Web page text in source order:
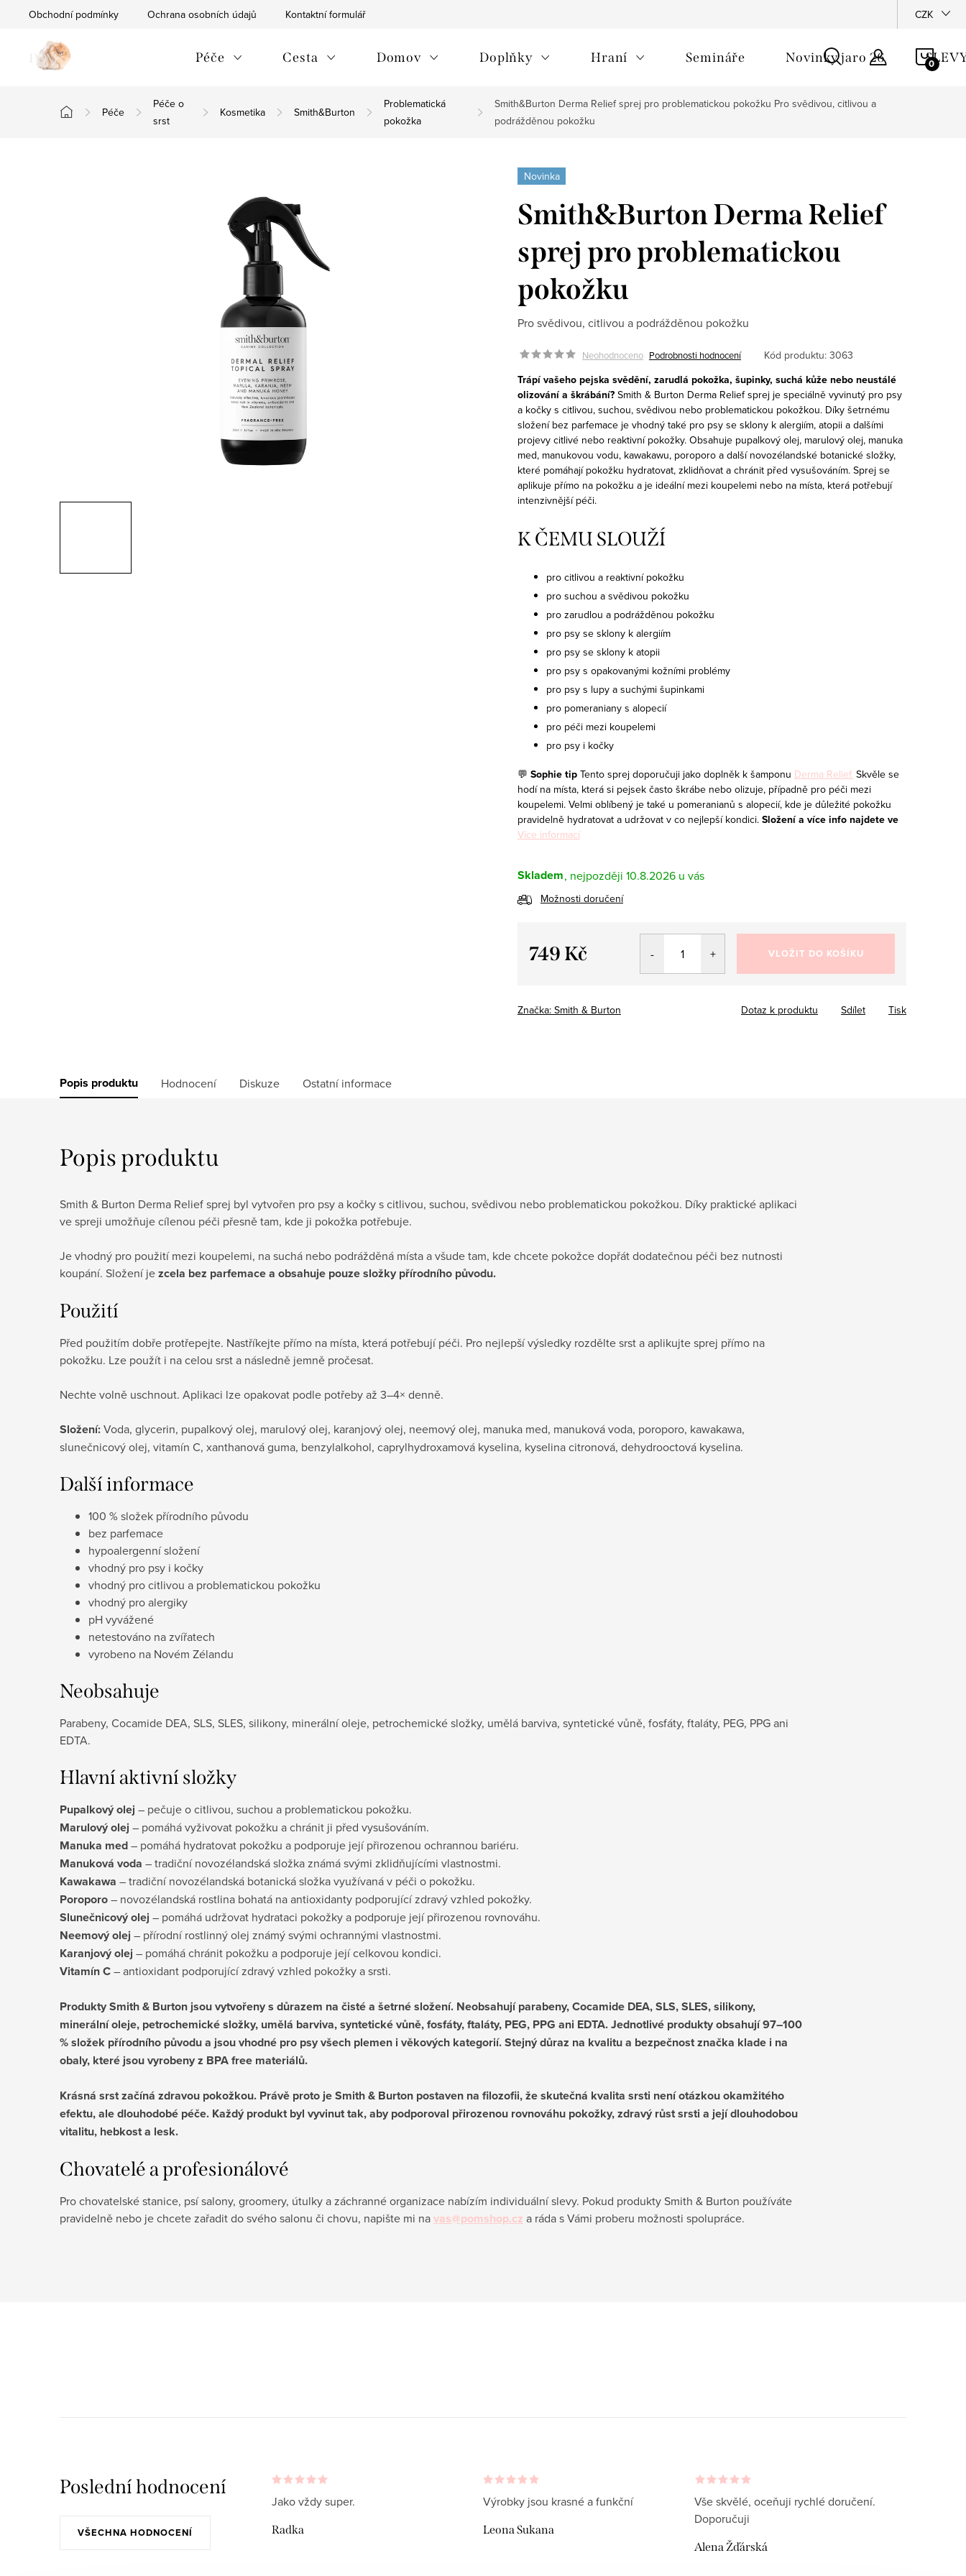
Obchodní podmínky Ochrana osobních údajů Kontaktní formulář CZK
Péče Cesta Domov Doplňky Hraní Semináře Novinky jaro 26
Domů
Péče
Péče o
srst
Kosmetika Smith&Burton
Problematická
pokožka
Smith&Burton Derma Relief sprej pro problematickou pokožku Pro svědivou, citlivou a
podrážděnou pokožku
Novinka
Smith&Burton Derma Relief
sprej pro problematickou
pokožku
Pro svědivou, citlivou a podrážděnou pokožku
Neohodnoceno Podrobnosti hodnocení Kód produktu: 3063
Trápí vašeho pejska svědění, zarudlá pokožka, šupinky, suchá kůže nebo neustálé
olizování a škrábání? Smith & Burton Derma Relief sprej je speciálně vyvinutý pro psy
a kočky s citlivou, suchou, svědivou nebo problematickou pokožkou. Díky šetrnému
složení bez parfemace je vhodný také pro psy se sklony k alergiím, atopii a dalšími
projevy citlivé nebo reaktivní pokožky. Obsahuje pupalkový olej, marulový olej, manuka
med, manukovou vodu, kawakawu, poroporo a další novozélandské botanické složky,
které pomáhají pokožku hydratovat, zklidňovat a chránit před vysušováním. Sprej se
aplikuje přímo na pokožku a je ideální mezi koupelemi nebo na místa, která potřebují
intenzivnější péči.
K ČEMU SLOUŽÍ
pro citlivou a reaktivní pokožku
pro suchou a svědivou pokožku
pro zarudlou a podrážděnou pokožku
pro psy se sklony k alergiím
pro psy se sklony k atopii
pro psy s opakovanými kožními problémy
pro psy s lupy a suchými šupinkami
pro pomeraniany s alopecií
pro péči mezi koupelemi
pro psy i kočky
💬 Sophie tip Tento sprej doporučuji jako doplněk k šamponu Derma Relief. Skvěle se
hodí na místa, která si pejsek často škrábe nebo olizuje, případně pro péči mezi
koupelemi. Velmi oblíbený je také u pomeranianů s alopecií, kde je důležité pokožku
pravidelně hydratovat a udržovat v co nejlepší kondici. Složení a více info najdete ve
Více informací
Skladem 10.8.2026
Možnosti doručení
749 Kč VLOŽIT DO KOŠÍKU
Značka: Smith & Burton Tisk
Dotaz k produktu Sdílet
Popis produktu Hodnocení Diskuze Ostatní informace
Popis produktu
Smith & Burton Derma Relief sprej byl vytvořen pro psy a kočky s citlivou, suchou, svědivou nebo problematickou pokožkou. Díky praktické aplikaci
ve spreji umožňuje cílenou péči přesně tam, kde ji pokožka potřebuje.
Je vhodný pro použití mezi koupelemi, na suchá nebo podrážděná místa a všude tam, kde chcete pokožce dopřát dodatečnou péči bez nutnosti
koupání. Složení jezcela bez parfemace a obsahuje pouze složky přírodního původu.
Použití
Před použitím dobře protřepejte. Nastříkejte přímo na místa, která potřebují péči. Pro nejlepší výsledky rozdělte srst a aplikujte sprej přímo na
pokožku. Lze použít i na celou srst a následně jemně pročesat.
Nechte volně uschnout. Aplikaci lze opakovat podle potřeby až 3–4× denně.
Složení:Voda, glycerin, pupalkový olej, marulový olej, karanjový olej, neemový olej, manuka med, manuková voda, poroporo, kawakawa,
slunečnicový olej, vitamín C, xanthanová guma, benzylalkohol, caprylhydroxamová kyselina, kyselina citronová, dehydrooctová kyselina.
Další informace
100 % složek přírodního původu
bez parfemace
hypoalergenní složení
vhodný pro psy i kočky
vhodný pro citlivou a problematickou pokožku
vhodný pro alergiky
pH vyvážené
netestováno na zvířatech
vyrobeno na Novém Zélandu
Neobsahuje
Parabeny, Cocamide DEA, SLS, SLES, silikony, minerální oleje, petrochemické složky, umělá barviva, syntetické vůně, fosfáty, ftaláty, PEG, PPG ani
EDTA.
Hlavní aktivní složky
Pupalkový olej – pečuje o citlivou, suchou a problematickou pokožku.
Marulový olej – pomáhá vyživovat pokožku a chránit ji před vysušováním.
Manuka med– pomáhá hydratovat pokožku a podporuje její přirozenou ochrannou bariéru.
Manuková voda – tradiční novozélandská složka známá svými zklidňujícími vlastnostmi.
Kawakawa – tradiční novozélandská botanická složka využívaná v péči o pokožku.
Poroporo– novozélandská rostlina bohatá na antioxidanty podporující zdravý vzhled pokožky.
Slunečnicový olej – pomáhá udržovat hydrataci pokožky a podporuje její přirozenou rovnováhu.
Neemový olej – přírodní rostlinný olej známý svými ochrannými vlastnostmi.
Karanjový olej – pomáhá chránit pokožku a podporuje její celkovou kondici.
Vitamín C– antioxidant podporující zdravý vzhled pokožky a srsti.
Produkty Smith & Burton jsou vytvořeny s důrazem na čisté a šetrné složení. Neobsahují parabeny, Cocamide DEA, SLS, SLES, silikony,
minerální oleje, petrochemické složky, umělá barviva, syntetické vůně, fosfáty, ftaláty, PEG, PPG ani EDTA. Jednotlivé produkty obsahují 97–100
% složek přírodního původu a jsou vhodné pro psy všech plemen i věkových kategorií. Stejný důraz na kvalitu a bezpečnost značka klade i na
obaly, které jsou vyrobeny z BPA free materiálů.
Krásná srst začíná zdravou pokožkou. Právě proto je Smith & Burton postaven na filozofii, že skutečná kvalita srsti není otázkou okamžitého
efektu, ale dlouhodobé péče. Každý produkt byl vyvinut tak, aby podporoval přirozenou rovnováhu pokožky, zdravý růst srsti a její dlouhodobou
vitalitu, hebkost a lesk.
Chovatelé a profesionálové
Pro chovatelské stanice, psí salony, groomery, útulky a záchranné organizace nabízím individuální slevy. Pokud produkty Smith & Burton používáte
pravidelně nebo je chcete zařadit do svého salonu či chovu, napište mi navas@pomshop.cz a ráda s Vámi proberu možnosti spolupráce.
Poslední hodnocení
VŠECHNA HODNOCENÍ
Jako vždy super.
Radka
Výrobky jsou krasné a funkční
Leona Sukana
Vše skvělé, oceňuji rychlé doručení.
Doporučuji
Alena Žďárská